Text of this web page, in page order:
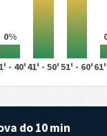
0%
- 40'41' - 50'51' - 60'
do 10 min